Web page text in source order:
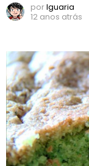
porIguaria
12 anos atrás